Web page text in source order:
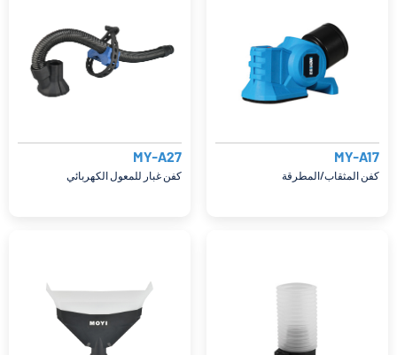
MY-A17
كفن المثقاب/المطرقة
MY-A27
كفن غبار للمعول الكهربائي